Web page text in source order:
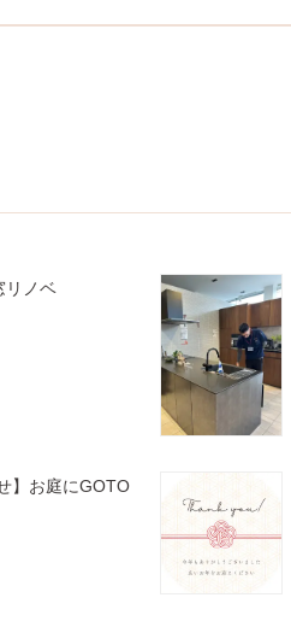
リノベ
】お庭にGOTO